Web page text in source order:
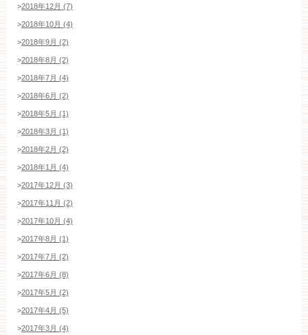
>2018年12月 (7)
>2018年10月 (4)
>2018年9月 (2)
>2018年8月 (2)
>2018年7月 (4)
>2018年6月 (2)
>2018年5月 (1)
>2018年3月 (1)
>2018年2月 (2)
>2018年1月 (4)
>2017年12月 (3)
>2017年11月 (2)
>2017年10月 (4)
>2017年8月 (1)
>2017年7月 (2)
>2017年6月 (8)
>2017年5月 (2)
>2017年4月 (5)
>2017年3月 (4)